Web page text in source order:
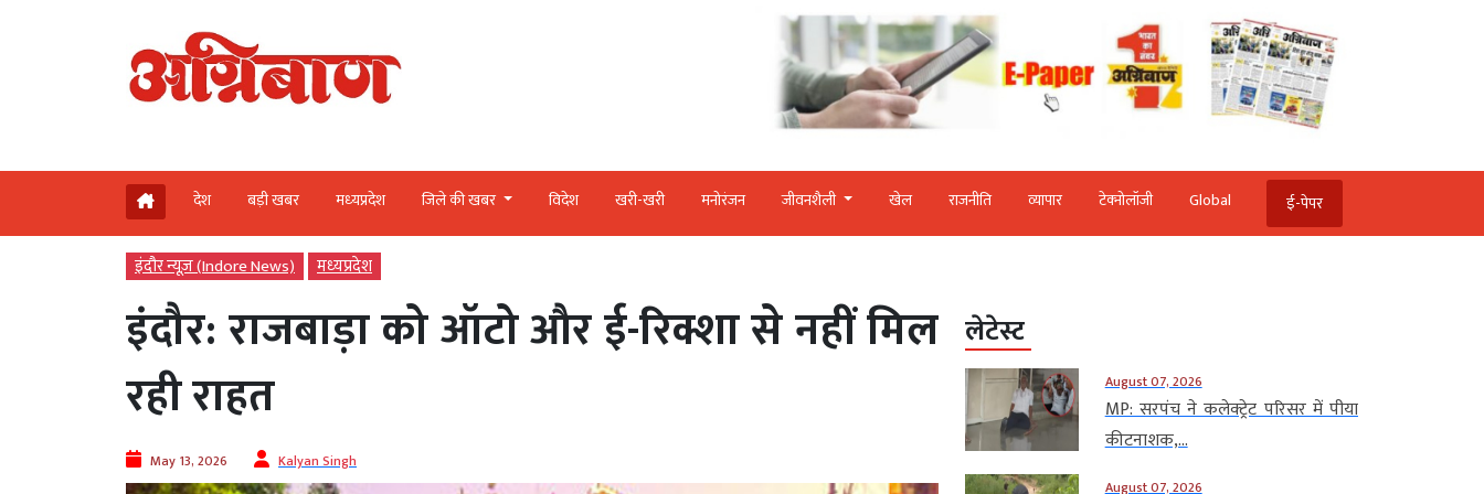
देश बड़ी खबर मध्‍यप्रदेश जिले की खबर विदेश खरी-खरी मनोरंजन जीवनशैली खेल राजनीति व्‍यापार टेक्‍नोलॉजी Global ई-पेपर
इंदौर न्यूज़ (Indore News) मध्‍यप्रदेश
इंदौर: राजबाड़ा को ऑटो और ई-रिक्शा से नहीं मिल
रही राहत
May 13, 2026 Kalyan Singh
लेटेस्ट
August 07, 2026
MP: सरपंच ने कलेक्ट्रेट परिसर में पीया
कीटनाशक,...
August 07, 2026